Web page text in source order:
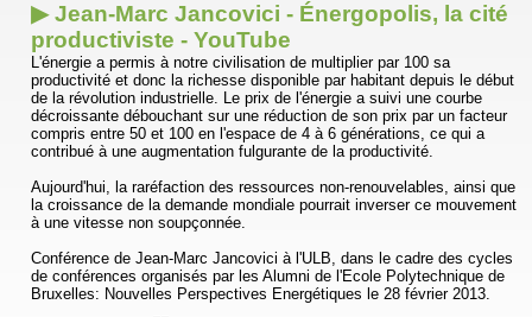
▶ Jean-Marc Jancovici - Énergopolis, la cité
productiviste - YouTube
L'énergie a permis à notre civilisation de multiplier par 100 sa
productivité et donc la richesse disponible par habitant depuis le début
de la révolution industrielle. Le prix de l'énergie a suivi une courbe
décroissante débouchant sur une réduction de son prix par un facteur
compris entre 50 et 100 en l'espace de 4 à 6 générations, ce qui a
contribué à une augmentation fulgurante de la productivité.
Aujourd'hui, la raréfaction des ressources non-renouvelables, ainsi que
la croissance de la demande mondiale pourrait inverser ce mouvement
à une vitesse non soupçonnée.
Conférence de Jean-Marc Jancovici à l'ULB, dans le cadre des cycles
de conférences organisés par les Alumni de l'Ecole Polytechnique de
Bruxelles: Nouvelles Perspectives Energétiques le 28 février 2013.